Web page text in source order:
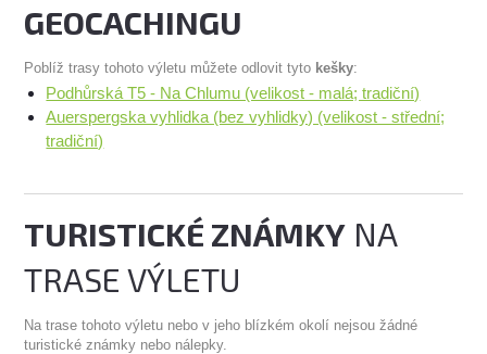
GEOCACHINGU
Poblíž trasy tohoto výletu můžete odlovit tyto kešky:
Podhůrská T5 - Na Chlumu (velikost - malá; tradiční)
Auerspergska vyhlidka (bez vyhlidky) (velikost - střední;
tradiční)
TURISTICKÉ ZNÁMKY NA
TRASE VÝLETU
Na trase tohoto výletu nebo v jeho blízkém okolí nejsou žádné
turistické známky nebo nálepky.